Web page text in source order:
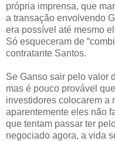
própria imprensa, que
a transação envolvendo
era possível até mesmo
Só esqueceram de
contratante Santos.
Se Ganso sair pelo valor
mas é pouco provável
investidores colocarem a
aparentemente eles não
que tentam passar ter
negociado agora, a vida